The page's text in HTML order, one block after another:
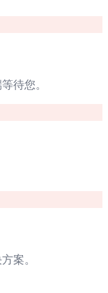
待您。
案。